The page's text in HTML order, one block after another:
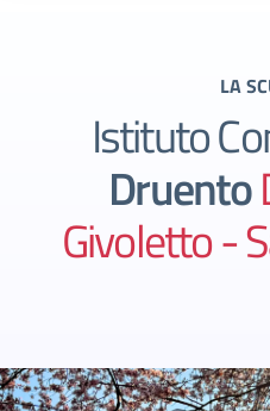
LA
Istituto
Druento
Givoletto -